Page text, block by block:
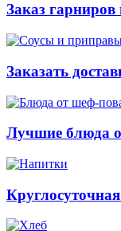
Заказ гарниров
Заказать
Лучшие блюда